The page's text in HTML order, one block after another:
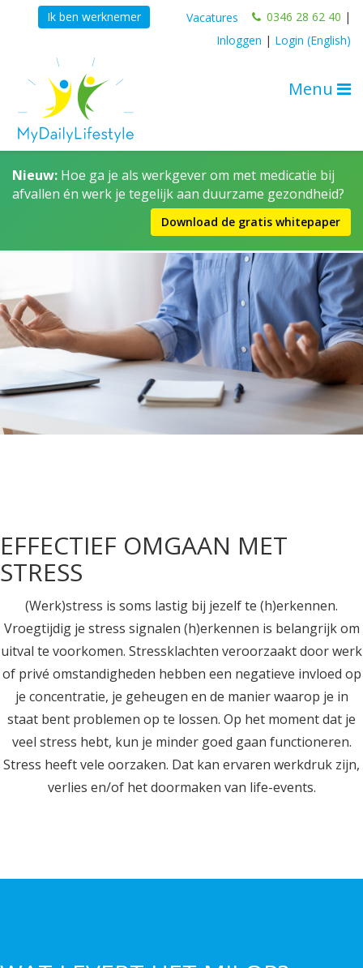
Ik ben werknemer Vacatures 0346 28 62 40 |
Inloggen | Login (English)
Menu
Nieuw: Hoe ga je als werkgever om met medicatie bij
afvallen én werk je tegelijk aan duurzame gezondheid?
Download de gratis whitepaper
EFFECTIEF OMGAAN MET
STRESS
(Werk)stress is soms lastig bij jezelf te (h)erkennen.
Vroegtijdig je stress signalen (h)erkennen is belangrijk om
uitval te voorkomen. Stressklachten veroorzaakt door werk
of privé omstandigheden hebben een negatieve invloed op
je concentratie, je geheugen en de manier waarop je in
staat bent problemen op te lossen. Op het moment dat je
veel stress hebt, kun je minder goed gaan functioneren.
Stress heeft vele oorzaken. Dat kan ervaren werkdruk zijn,
verlies en/of het doormaken van life-events.